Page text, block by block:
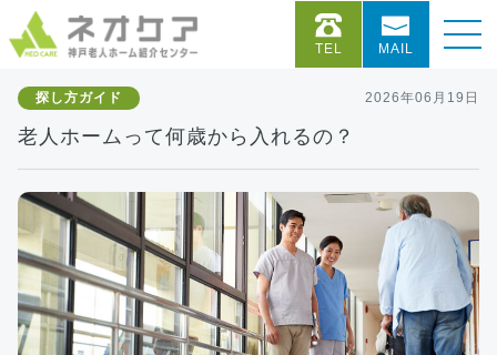
TEL MAIL
探し方ガイド 2026年06月19日
老人ホームって何歳から入れるの？